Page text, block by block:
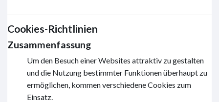
Cookies-Richtlinien
Zusammenfassung
Um den Besuch einer Websites attraktiv zu gestalten
und die Nutzung bestimmter Funktionen überhaupt zu
ermöglichen, kommen verschiedene Cookies zum
Einsatz.